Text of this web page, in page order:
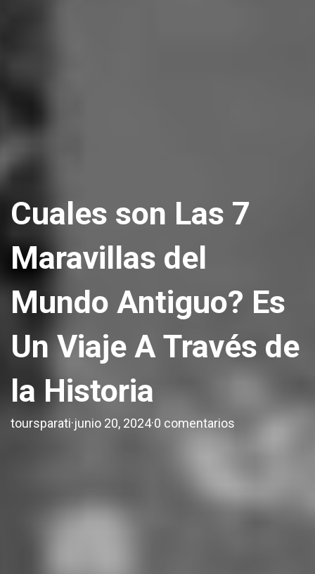
Cuales son Las 7
Maravillas del
Mundo Antiguo? Es
Un Viaje A Través de
la Historia
toursparati·junio 20, 2024·0 comentarios